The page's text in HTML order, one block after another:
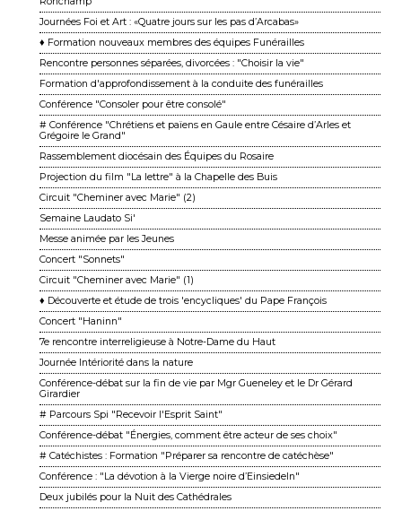
Journées Foi et Art : «Quatre jours sur les pas d’Arcabas»
♦ Formation nouveaux membres des équipes Funérailles
Rencontre personnes séparées, divorcées : "Choisir la vie"
Formation d'approfondissement à la conduite des funérailles
Conférence "Consoler pour être consolé"
# Conférence "Chrétiens et païens en Gaule entre Césaire d’Arles et
Grégoire le Grand"
Rassemblement diocésain des Équipes du Rosaire
Projection du film "La lettre" à la Chapelle des Buis
Circuit "Cheminer avec Marie" (2)
Semaine Laudato Si'
Messe animée par les Jeunes
Concert "Sonnets"
Circuit "Cheminer avec Marie" (1)
♦ Découverte et étude de trois 'encycliques' du Pape François
Concert "Haninn"
7e rencontre interreligieuse à Notre-Dame du Haut
Journée Intériorité dans la nature
Conférence-débat sur la fin de vie par Mgr Gueneley et le Dr Gérard
Girardier
# Parcours Spi "Recevoir l'Esprit Saint"
Conférence-débat "Énergies, comment être acteur de ses choix"
# Catéchistes : Formation "Préparer sa rencontre de catéchèse"
Conférence : "La dévotion à la Vierge noire d’Einsiedeln"
Deux jubilés pour la Nuit des Cathédrales